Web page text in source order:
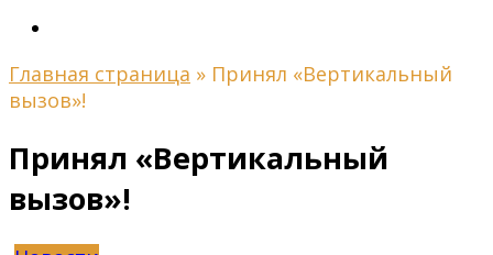
Главная страница » Принял «Вертикальный
вызов»!
Принял «Вертикальный
вызов»!